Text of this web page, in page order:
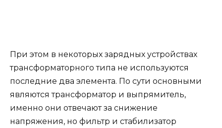
При этом в некоторых зарядных устройствах
трансформаторного типа не используются
последние два элемента. По сути основными
являются трансформатор и выпрямитель,
именно они отвечают за снижение
напряжения, но фильтр и стабилизатор